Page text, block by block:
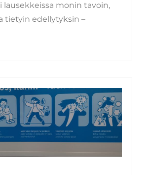
lausekkeissa monin tavoin,
tietyin edellytyksin –